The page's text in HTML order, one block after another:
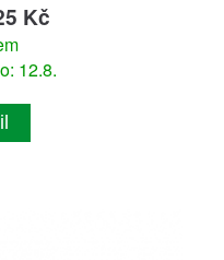
Kč
12.8.